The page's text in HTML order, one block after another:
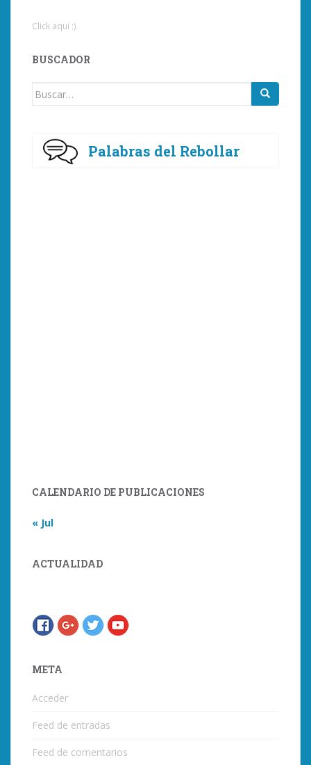
Click aqui :)
BUSCADOR
Buscar:
Palabras del Rebollar
CALENDARIO DE PUBLICACIONES
« Jul
ACTUALIDAD
META
Acceder
Feed de entradas
Feed de comentarios